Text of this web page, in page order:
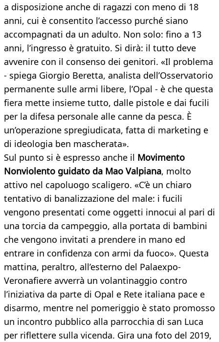
a disposizione anche di ragazzi con meno di 18
anni, cui è consentito l’accesso purché siano
accompagnati da un adulto. Non solo: fino a 13
anni, l’ingresso è gratuito. Si dirà: il tutto deve
avvenire con il consenso dei genitori. «Il problema
- spiega Giorgio Beretta, analista dell’Osservatorio
permanente sulle armi libere, l’Opal - è che questa
fiera mette insieme tutto, dalle pistole e dai fucili
per la difesa personale alle canne da pesca. È
un’operazione spregiudicata, fatta di marketing e
di ideologia ben mascherata».​
Sul punto si è espresso anche il Movimento
Nonviolento guidato da Mao Valpiana, molto
attivo nel capoluogo scaligero. «C’è un chiaro
tentativo di banalizzazione del male: i fucili
vengono presentati come oggetti innocui al pari di
una torcia da campeggio, alla portata di bambini
che vengono invitati a prendere in mano ed
entrare in confidenza con armi da fuoco». Questa
mattina, peraltro, all’esterno del Palaexpo-
Veronafiere avverrà un volantinaggio contro
l’iniziativa da parte di Opal e Rete italiana pace e
disarmo, mentre nel pomeriggio è stato promosso
un incontro pubblico alla parrocchia di san Luca
per riflettere sulla vicenda. Gira una foto del 2019,